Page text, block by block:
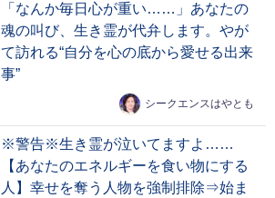
「なんか毎日心が重い……」あなたの
魂の叫び、生き霊が代弁します。やが
て訪れる“自分を心の底から愛せる出来
事”
シークエンスはやとも
※警告※生き霊が泣いてますよ……
【あなたのエネルギーを食い物にする
人】幸せを奪う人物を強制排除⇒始ま